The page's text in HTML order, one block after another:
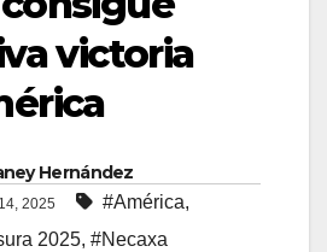
victoria
Hernández
2025 #América,
2025, #Necaxa